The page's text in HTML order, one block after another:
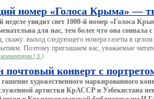
номер «Голоса Крыма» —
неделе увидит свет 1000-й номер «Голоса
для нас, тем более что она
скажу: выход следующего номера газеты в
Поэтому приглашаем вас, уважаемые
[ 0 ]
конверт с
художественного маркированного
артистки КрАССР и Узбекистана